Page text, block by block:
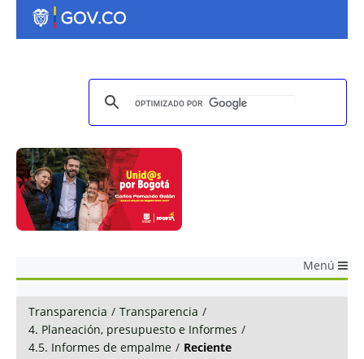
Menú
Transparencia / Transparencia /
4. Planeación, presupuesto e Informes /
4.5. Informes de empalme / Reciente